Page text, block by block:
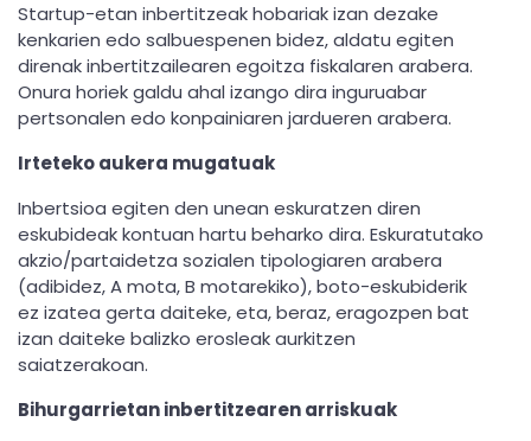
Startup-etan inbertitzeak hobariak izan dezake
kenkarien edo salbuespenen bidez, aldatu egiten
direnak inbertitzailearen egoitza fiskalaren arabera.
Onura horiek galdu ahal izango dira inguruabar
pertsonalen edo konpainiaren jardueren arabera.
Irteteko aukera mugatuak
Inbertsioa egiten den unean eskuratzen diren
eskubideak kontuan hartu beharko dira. Eskuratutako
akzio/partaidetza sozialen tipologiaren arabera
(adibidez, A mota, B motarekiko), boto-eskubiderik
ez izatea gerta daiteke, eta, beraz, eragozpen bat
izan daiteke balizko erosleak aurkitzen
saiatzerakoan.
Bihurgarrietan inbertitzearen arriskuak